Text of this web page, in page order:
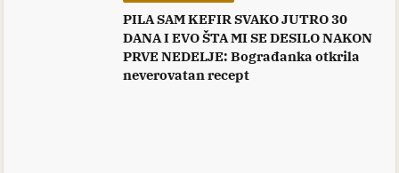
PILA SAM KEFIR SVAKO JUTRO 30
DANA I EVO ŠTA MI SE DESILO NAKON
PRVE NEDELJE: Bograđanka otkrila
neverovatan recept